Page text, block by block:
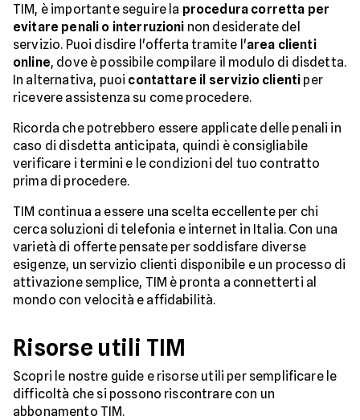
TIM, è importante seguire la procedura corretta per
evitare penali o interruzioni non desiderate del
servizio. Puoi disdire l'offerta tramite l'area clienti
online, dove è possibile compilare il modulo di disdetta.
In alternativa, puoi contattare il servizio clienti per
ricevere assistenza su come procedere.
Ricorda che potrebbero essere applicate delle penali in
caso di disdetta anticipata, quindi è consigliabile
verificare i termini e le condizioni del tuo contratto
prima di procedere.
TIM continua a essere una scelta eccellente per chi
cerca soluzioni di telefonia e internet in Italia. Con una
varietà di offerte pensate per soddisfare diverse
esigenze, un servizio clienti disponibile e un processo di
attivazione semplice, TIM è pronta a connetterti al
mondo con velocità e affidabilità.
Risorse utili TIM
Scopri le nostre guide e risorse utili per semplificare le
difficoltà che si possono riscontrare con un
abbonamento TIM.